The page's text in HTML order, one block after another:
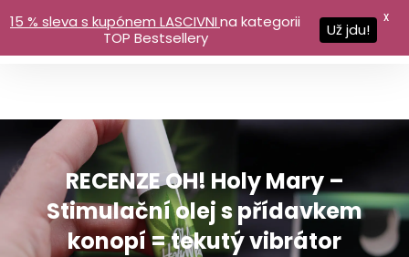
RECENZE OH! Holy Mary –
Stimulační olej s přídavkem
konopí = tekutý vibrátor
15 % sleva s kupónem LASCIVNIna kategorii
TOP Bestsellery
Už jdu!
X